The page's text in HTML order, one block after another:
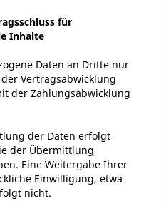
für
Inhalte
Daten an Dritte nur
Vertragsabwicklung
der Zahlungsabwicklung
der Daten erfolgt
der Übermittlung
Eine Weitergabe Ihrer
Einwilligung, etwa
nicht.